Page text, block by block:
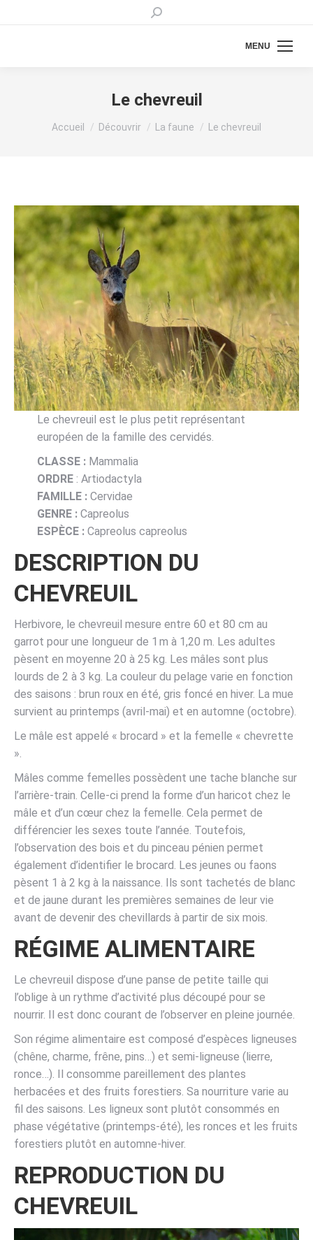
Recherche
MENU
Le chevreuil
Vous êtes ici :
Accueil Découvrir La faune Le chevreuil
Le chevreuil est le plus petit représentant
européen de la famille des cervidés.
CLASSE :Mammalia
ORDRE : Artiodactyla
FAMILLE :Cervidae
GENRE :Capreolus
ESPÈCE :Capreolus capreolus
DESCRIPTION DU
CHEVREUIL
Herbivore, le chevreuil mesure entre 60 et 80 cm au
garrot pour une longueur de 1 m à 1,20 m. Les adultes
pèsent en moyenne 20 à 25 kg. Les mâles sont plus
lourds de 2 à 3 kg. La couleur du pelage varie en fonction
des saisons : brun roux en été, gris foncé en hiver. La mue
survient au printemps (avril-mai) et en automne (octobre).
Le mâle est appelé « brocard » et la femelle « chevrette
».
Mâles comme femelles possèdent une tache blanche sur
l’arrière-train. Celle-ci prend la forme d’un haricot chez le
mâle et d’un cœur chez la femelle. Cela permet de
différencier les sexes toute l’année. Toutefois,
l’observation des bois et du pinceau pénien permet
également d’identifier le brocard. Les jeunes ou faons
pèsent 1 à 2 kg à la naissance. Ils sont tachetés de blanc
et de jaune durant les premières semaines de leur vie
avant de devenir des chevillards à partir de six mois.
RÉGIME ALIMENTAIRE
Le chevreuil dispose d’une panse de petite taille qui
l’oblige à un rythme d’activité plus découpé pour se
nourrir. Il est donc courant de l’observer en pleine journée.
Son régime alimentaire est composé d’espèces ligneuses
(chêne, charme, frêne, pins…) et semi-ligneuse (lierre,
ronce…). Il consomme pareillement des plantes
herbacées et des fruits forestiers. Sa nourriture varie au
fil des saisons. Les ligneux sont plutôt consommés en
phase végétative (printemps-été), les ronces et les fruits
forestiers plutôt en automne-hiver.
REPRODUCTION DU
CHEVREUIL